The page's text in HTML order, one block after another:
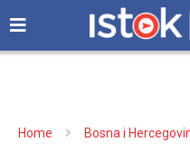
Home Bosna i